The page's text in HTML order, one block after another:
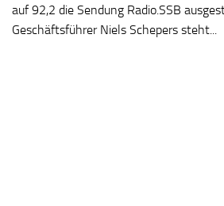
auf 92,2 die Sendung Radio.SSB
Geschäftsführer Niels Schepers steht...